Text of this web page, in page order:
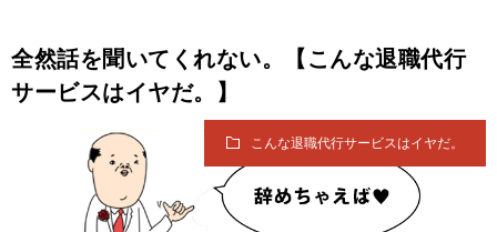
全然話を聞いてくれない。【こんな退職代行
サービスはイヤだ。】
こんな退職代行サービスはイヤだ。